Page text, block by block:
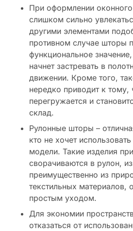
При оформлении
слишком сильно
другими элементами
противном случае шторы
функциональное
начнет застревать в
движении. Кроме того,
нередко приводит к тому,
перегружается и
склад.
Рулонные шторы –
кто не хочет
модели. Такие изделия
сворачиваются в рулон,
преимущественно из
текстильных материалов,
простым уходом.
Для экономии
отказаться от